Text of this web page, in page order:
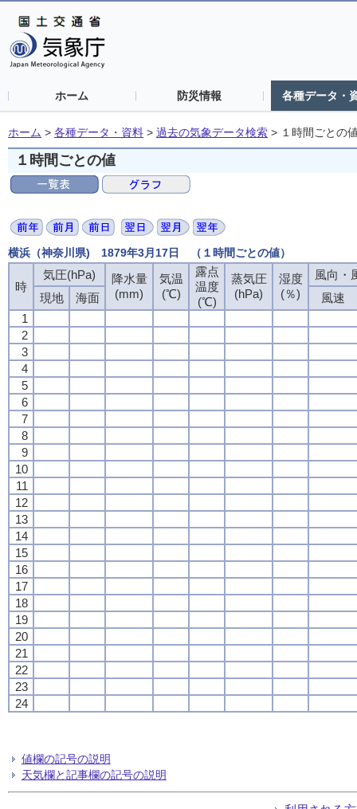
ホーム 防災情報 各種データ・
ホーム > 各種データ・資料 > 過去の気象データ検索 > １時間ごとの
１時間ごとの値
横浜（神奈川県) 1879年3月17日 （１時間ごとの値）
時
気圧(hPa)
降水量
(mm)
気温
(℃)
露点
温度
(℃)
蒸気圧
(hPa)
湿度
(％)
風向・
現地
海面
風速
1
2
3
4
5
6
7
8
9
10
11
12
13
14
15
16
17
18
19
20
21
22
23
24
値欄の記号の説明
天気欄と記事欄の記号の説明